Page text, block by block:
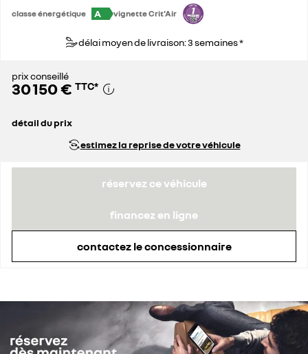
classe énergétique A vignette Crit'Air
délai moyen de livraison: 3 semaines *
prix conseillé
30 150 € TTC*
détail du prix
estimez la reprise de votre véhicule
réservez ce véhicule
financez en ligne
contactez le concessionnaire